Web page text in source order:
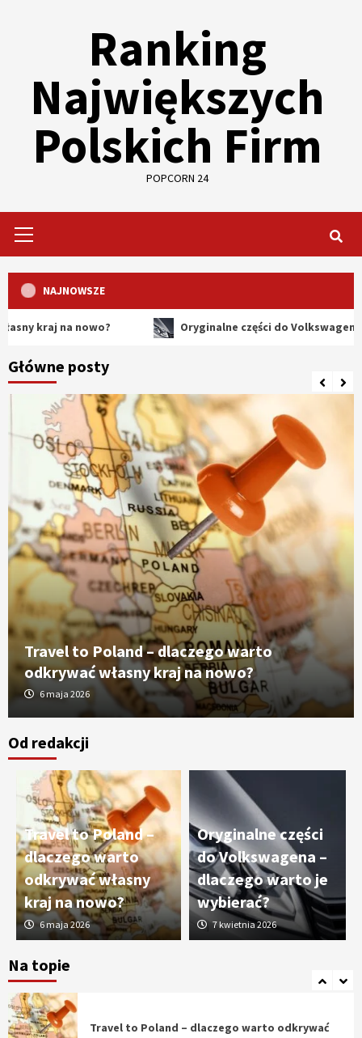
Ranking
Największych
Polskich Firm
POPCORN 24
Menu
NAJNOWSZE
na nowo? Oryginalne części do Volkswagena –
Główne posty
Travel to Poland – dlaczego warto
odkrywać własny kraj na nowo?
6 maja 2026
Od redakcji
Travel to Poland –
dlaczego warto
odkrywać własny
kraj na nowo?
6 maja 2026
Oryginalne części
do Volkswagena –
dlaczego warto je
wybierać?
7 kwietnia 2026
Na topie
3
nowoczesne technologie precyzyjnej
obróbki materiałów
4
Czy sztuczna inteligencja wyprze pracę
geodety w przyszłości?
5
Tworzenie aplikacji internetowych – jak
Travel to Poland – dlaczego warto odkrywać